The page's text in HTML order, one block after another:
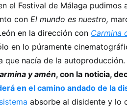
el Festival de Málaga pudimos
con El mundo es nuestro,
en la dirección con Carmina
en lo púramente
que nacía de la autoproducción.
y amén, con la noticia,
en el camino andado de la
sistema absorbe al disidente y lo